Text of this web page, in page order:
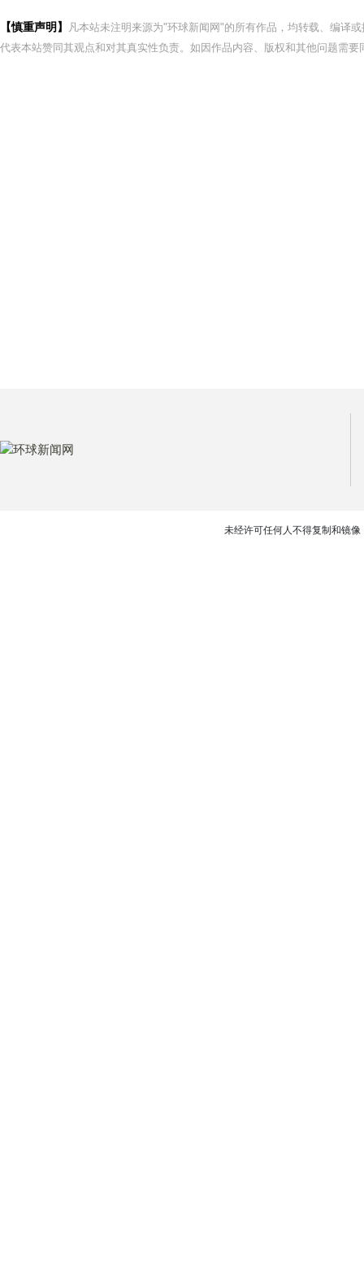
【慎重声明】
凡本站未注明来源为"环球新闻网"的所有作品，均转载、编译
代表本站赞同其观点和对其真实性负责。如因作品内容、版权和其他问题需
未经许可任何人不得复制和镜